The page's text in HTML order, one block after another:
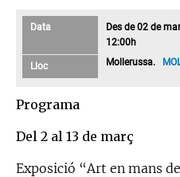
Data
Des de 02 de
12:00h
Lloc Mollerussa.
Programa
Del 2 al 13 de març
Exposició “Art en mans